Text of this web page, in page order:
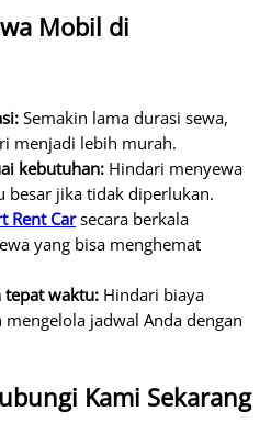
Mobil di
Semakin lama durasi sewa,
menjadi lebih murah.
kebutuhan: Hindari menyewa
besar jika tidak diperlukan.
Rent Carsecara berkala
yang bisa menghemat
tepat waktu: Hindari biaya
jadwal Anda dengan
Kami Sekarang